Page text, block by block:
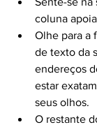
coluna
Olhe para a
de texto da
endereços
estar
seus olhos.
O restante